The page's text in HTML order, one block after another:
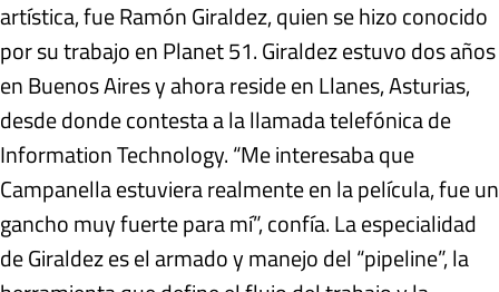
artística, fue Ramón Giraldez, quien se hizo conocido
por su trabajo en Planet 51. Giraldez estuvo dos años
en Buenos Aires y ahora reside en Llanes, Asturias,
desde donde contesta a la llamada telefónica de
Information Technology. “Me interesaba que
Campanella estuviera realmente en la película, fue un
gancho muy fuerte para mí”, confía. La especialidad
de Giraldez es el armado y manejo del “pipeline”, la